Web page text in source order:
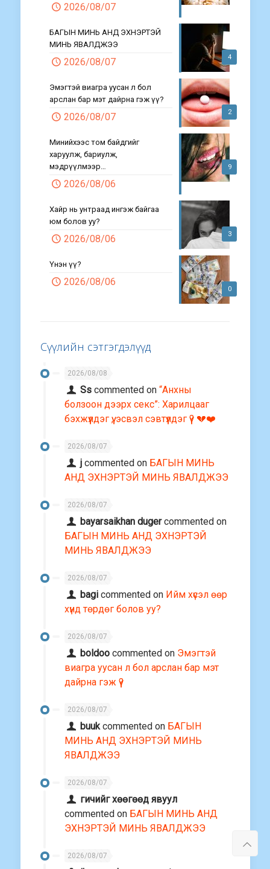
2026/08/07
4
БАГЫН МИНЬ АНД ЭХНЭРТЭЙ
МИНЬ ЯВАЛДЖЭЭ
2026/08/07
2
Эмэгтэй виагра уусан л бол
арслан бар мэт дайрна гэж үү?
2026/08/07
9
Минийхээс том байдгийг
харуулж, бариулж,
мэдрүүлмээр…
2026/08/06
3
Хайр нь унтраад ингэж байгаа
юм болов уу?
2026/08/06
0
Үнэн үү?
2026/08/06
Сүүлийн сэтгэгдэлүүд
2026/08/08
Ss commented on“Анхны
болзоон дээрх секс”: Харилцааг
бэхжүүлдэг үү, эсвэл сэвтүүлдэг үү? 💔❤️
2026/08/07
j commented on БАГЫН МИНЬ
АНД ЭХНЭРТЭЙ МИНЬ ЯВАЛДЖЭЭ
2026/08/07
bayarsaikhan dugercommented on
БАГЫН МИНЬ АНД ЭХНЭРТЭЙ
МИНЬ ЯВАЛДЖЭЭ
2026/08/07
bagi commented on Ийм хүсэл өөр
хүнд төрдөг болов уу?
2026/08/07
boldoo commented on Эмэгтэй
виагра уусан л бол арслан бар мэт
дайрна гэж үү?
2026/08/07
buuk commented on БАГЫН
МИНЬ АНД ЭХНЭРТЭЙ МИНЬ
ЯВАЛДЖЭЭ
2026/08/07
гичийг хөөгөөд явуул
commented on БАГЫН МИНЬ АНД
ЭХНЭРТЭЙ МИНЬ ЯВАЛДЖЭЭ
2026/08/07